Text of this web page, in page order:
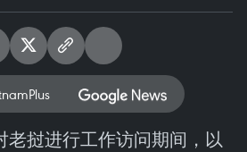
老挝进行工作访问期间，以